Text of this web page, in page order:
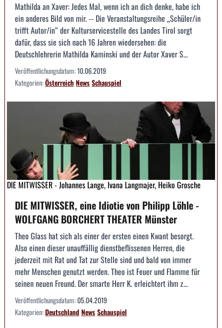
Mathilda an Xaver: Jedes Mal, wenn ich an dich denke, habe ich
ein anderes Bild von mir. -- Die Veranstaltungsreihe „Schüler/in
trifft Autor/in“ der Kulturservicestelle des Landes Tirol sorgt
dafür, dass sie sich nach 16 Jahren wiedersehen: die
Deutschlehrerin Mathilda Kaminski und der Autor Xaver S...
Veröffentlichungsdatum:10.06.2019
Kategorien:ÖsterreichNewsSchauspiel
DIE MITWISSER - Johannes Lange, Ivana Langmajer, Heiko Grosche
DIE MITWISSER, eine Idiotie von Philipp Löhle -
WOLFGANG BORCHERT THEATER Münster
Theo Glass hat sich als einer der ersten einen Kwant besorgt.
Also einen dieser unauffällig dienstbeflissenen Herren, die
jederzeit mit Rat und Tat zur Stelle sind und bald von immer
mehr Menschen genutzt werden. Theo ist Feuer und Flamme für
seinen neuen Freund. Der smarte Herr K. erleichtert ihm z...
Veröffentlichungsdatum:05.04.2019
Kategorien:DeutschlandNewsSchauspiel